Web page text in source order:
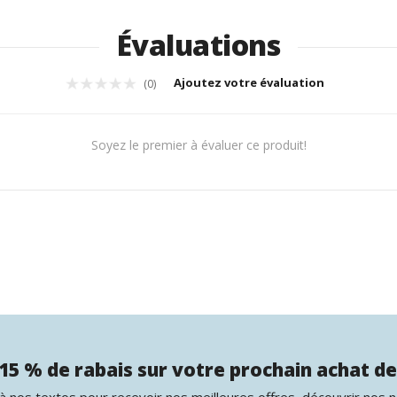
Évaluations
(0) Ajoutez votre évaluation
Soyez le premier à évaluer ce produit!
% de rabais sur votre prochain achat de